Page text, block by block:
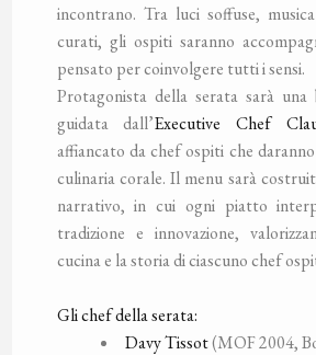
incontrano. Tra luci soffuse,
curati, gli ospiti saranno
pensato per coinvolgere tutti i sensi.
Protagonista della serata sarà una
guidata dall’Executive Chef
affiancato da chef ospiti che
culinaria corale. Il menu sarà
narrativo, in cui ogni piatto
tradizione e innovazione,
cucina e la storia di ciascuno chef
Gli chef della serata:
Davy Tissot(MOF 2004,